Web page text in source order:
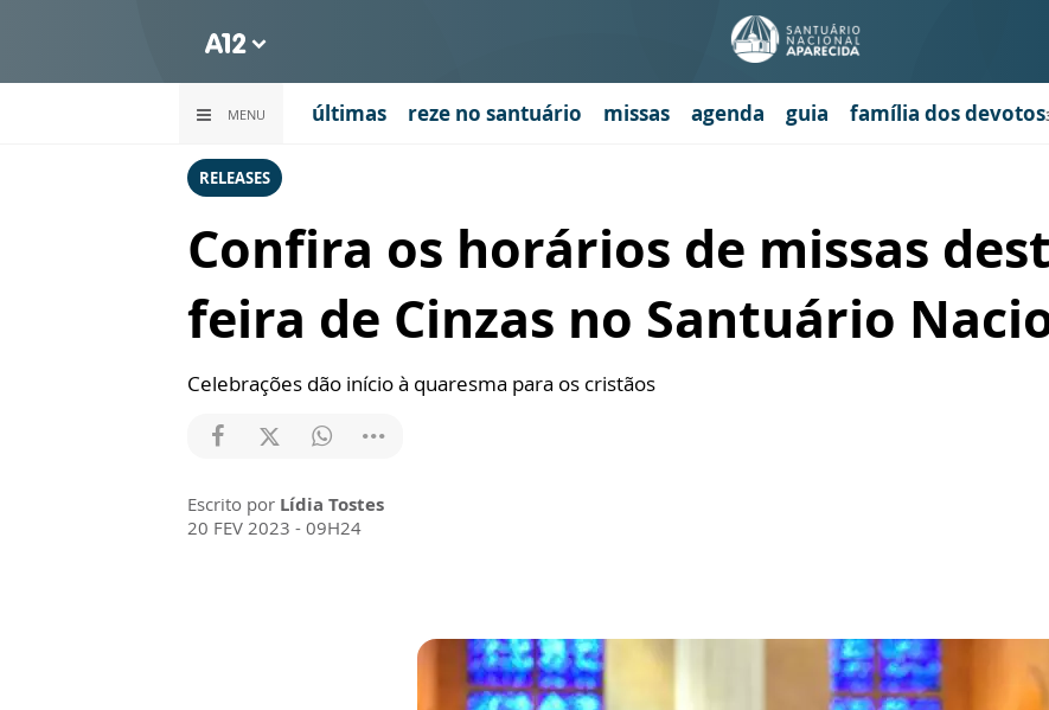
MENU últimas reze no santuário missas agenda guia família dos devotos
RELEASES
Confira os horários de missas
feira de Cinzas no Santuário
Celebrações dão início à quaresma para os cristãos
Escrito por Lídia Tostes
20 FEV 2023 - 09H24